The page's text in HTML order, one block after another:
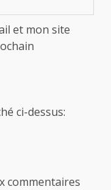
et mon site
ci-dessus:
commentaires